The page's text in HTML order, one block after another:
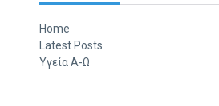
Home
Latest Posts
Υγεία Α-Ω